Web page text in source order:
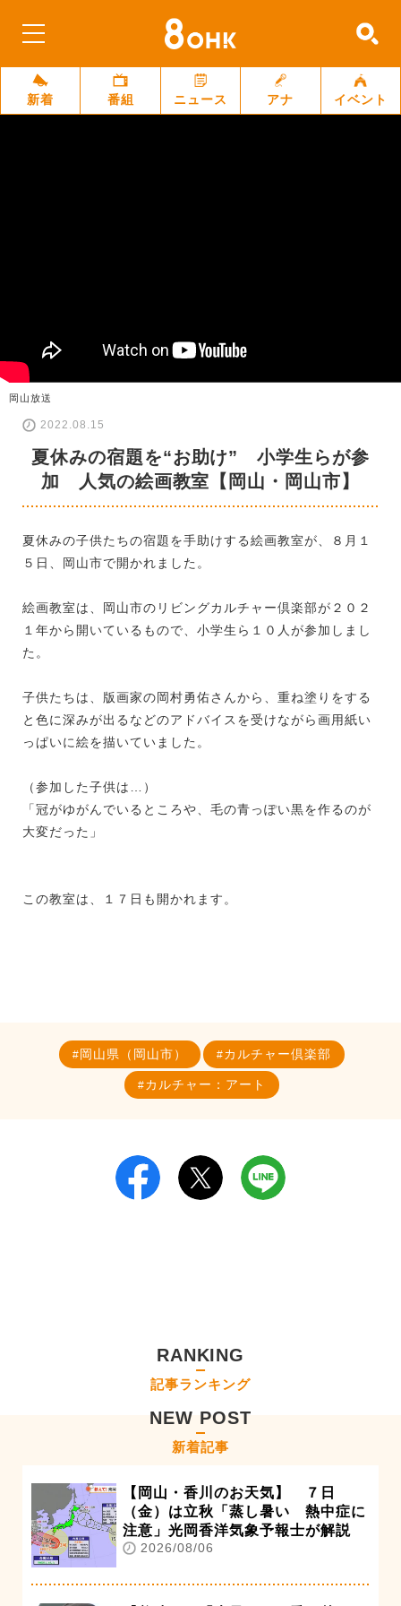
新着 番組 ニュース アナ イベント
岡山放送
2022.08.15
夏休みの宿題を“お助け” 小学生らが参
加 人気の絵画教室【岡山・岡山市】
夏休みの子供たちの宿題を手助けする絵画教室が、８月１
５日、岡山市で開かれました。
絵画教室は、岡山市のリビングカルチャー倶楽部が２０２
１年から開いているもので、小学生ら１０人が参加しまし
た。
子供たちは、版画家の岡村勇佑さんから、重ね塗りをする
と色に深みが出るなどのアドバイスを受けながら画用紙い
っぱいに絵を描いていました。
（参加した子供は…）
「冠がゆがんでいるところや、毛の青っぽい黒を作るのが
大変だった」
この教室は、１７日も開かれます。
岡山県（岡山市） カルチャー倶楽部
カルチャー：アート
RANKING
記事ランキング
NEW POST
新着記事
【岡山・香川のお天気】 ７日
（金）は立秋「蒸し暑い 熱中症に
注意」光岡香洋気象予報士が解説
2026/08/06